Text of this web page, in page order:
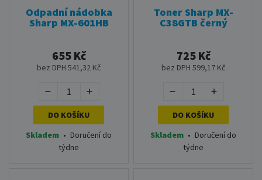
Odpadní nádobka
Sharp MX-601HB
655 Kč
bez DPH 541,32 Kč
DO KOŠÍKU
Skladem • Doručení do
týdne
Toner Sharp MX-
C38GTB černý
725 Kč
bez DPH 599,17 Kč
DO KOŠÍKU
Skladem • Doručení do
týdne